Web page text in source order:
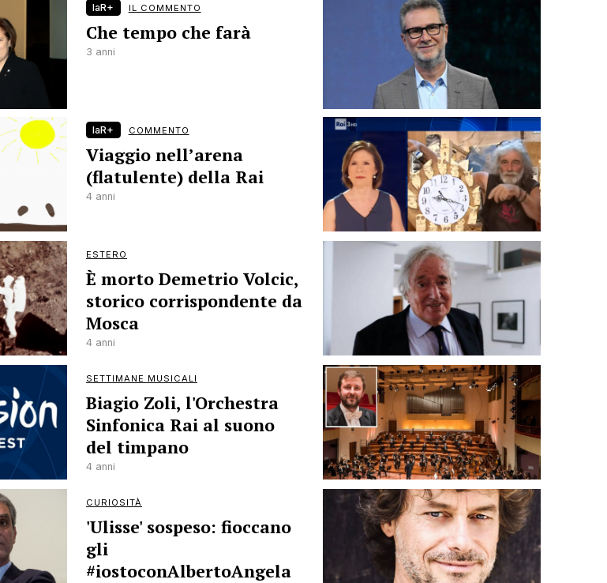
laR+ IL COMMENTO
Che tempo che farà
3 anni
laR+ COMMENTO
Viaggio nell’arena
(flatulente) della Rai
4 anni
ESTERO
È morto Demetrio Volcic,
storico corrispondente da
Mosca
4 anni
SETTIMANE MUSICALI
Biagio Zoli, l'Orchestra
Sinfonica Rai al suono
del timpano
4 anni
CURIOSITÀ
'Ulisse' sospeso: fioccano
gli
#iostoconAlbertoAngela